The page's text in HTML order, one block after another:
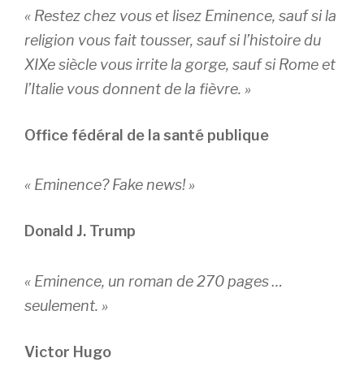
« Restez chez vous et lisez Eminence, sauf si la
religion vous fait tousser, sauf si l’histoire du
XIXe siècle vous irrite la gorge, sauf si Rome et
l’Italie vous donnent de la fièvre. »
Office fédéral de la santé publique
« Eminence? Fake news! »
Donald J. Trump
« Eminence, un roman de 270 pages …
seulement. »
Victor Hugo